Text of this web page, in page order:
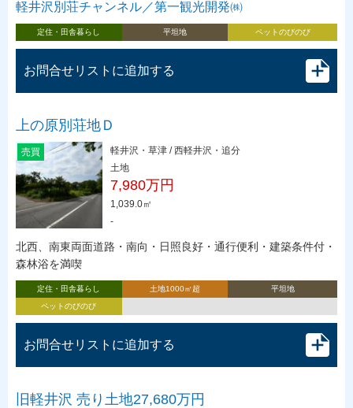
軽井沢別荘チャンネル／第一観光開発㈱
定住・田舎暮らし 平坦地 ペットのびのび
お問合せリストに追加する
上の原別荘地Ｄ
売買
軽井沢・草津 / 西軽井沢・追分
土地
7,980万円
1,039.0㎡
-
北西、南東両面道路・南向・日照良好・通行便利・建築条件付・
森林浴を満喫
定住・田舎暮らし 土地1000㎡超
平坦地
ペットのびのび
お問合せリストに追加する
旧軽井沢 売り土地27,680万円